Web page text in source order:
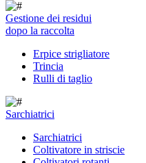
Gestione dei residui
dopo la raccolta
Erpice strigliatore
Trincia
Rulli di taglio
Sarchiatrici
Sarchiatrici
Coltivatore in striscie